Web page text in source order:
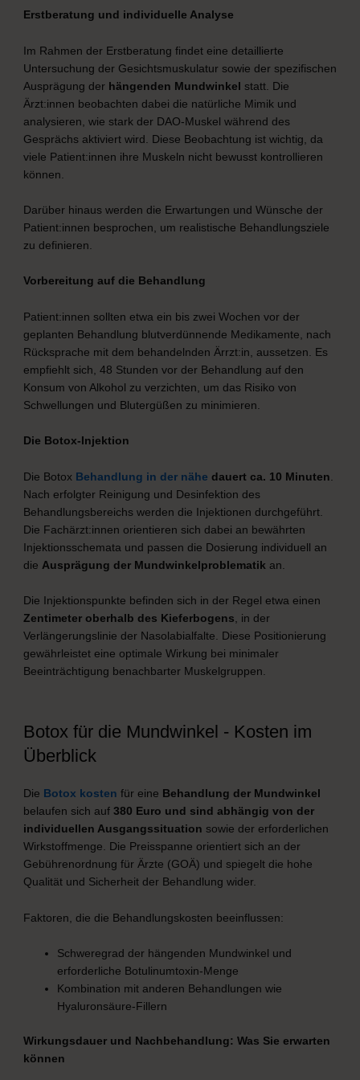
Erstberatung und individuelle Analyse
Im Rahmen der Erstberatung findet eine detaillierte
Untersuchung der Gesichtsmuskulatur sowie der spezifischen
Ausprägung der hängenden Mundwinkel statt. Die
Ärzt:innen beobachten dabei die natürliche Mimik und
analysieren, wie stark der DAO-Muskel während des
Gesprächs aktiviert wird. Diese Beobachtung ist wichtig, da
viele Patient:innen ihre Muskeln nicht bewusst kontrollieren
können.
Darüber hinaus werden die Erwartungen und Wünsche der
Patient:innen besprochen, um realistische Behandlungsziele
zu definieren.
Vorbereitung auf die Behandlung
Patient:innen sollten etwa ein bis zwei Wochen vor der
geplanten Behandlung blutverdünnende Medikamente, nach
Rücksprache mit dem behandelnden Ärrzt:in, aussetzen. Es
empfiehlt sich, 48 Stunden vor der Behandlung auf den
Konsum von Alkohol zu verzichten, um das Risiko von
Schwellungen und Blutergüßen zu minimieren.
Die Botox-Injektion
Die Botox Behandlung in der nähe dauert ca. 10 Minuten
Nach erfolgter Reinigung und Desinfektion des
Behandlungsbereichs werden die Injektionen durchgeführt.
Die Fachärzt:innen orientieren sich dabei an bewährten
Injektionsschemata und passen die Dosierung individuell an
die Ausprägung der Mundwinkelproblematik an.
Die Injektionspunkte befinden sich in der Regel etwa einen
Zentimeter oberhalb des Kieferbogens , in der
Verlängerungslinie der Nasolabialfalte. Diese Positionierung
gewährleistet eine optimale Wirkung bei minimaler
Beeinträchtigung benachbarter Muskelgruppen.
Botox für die Mundwinkel - Kosten im
Überblick
Die Botox kosten für eine Behandlung der Mundwinkel
belaufen sich auf 380 Euro und sind abhängig von der
individuellen Ausgangssituation sowie der erforderlichen
Wirkstoffmenge. Die Preisspanne orientiert sich an der
Gebührenordnung für Ärzte (GOÄ) und spiegelt die hohe
Qualität und Sicherheit der Behandlung wider.
Faktoren, die die Behandlungskosten beeinflussen:
Schweregrad der hängenden Mundwinkel und
erforderliche Botulinumtoxin-Menge
Kombination mit anderen Behandlungen wie
Hyaluronsäure-Fillern
Wirkungsdauer und Nachbehandlung: Was Sie erwarten
können